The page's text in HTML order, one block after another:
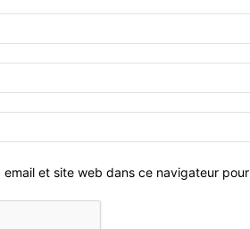
email et site web dans ce navigateur